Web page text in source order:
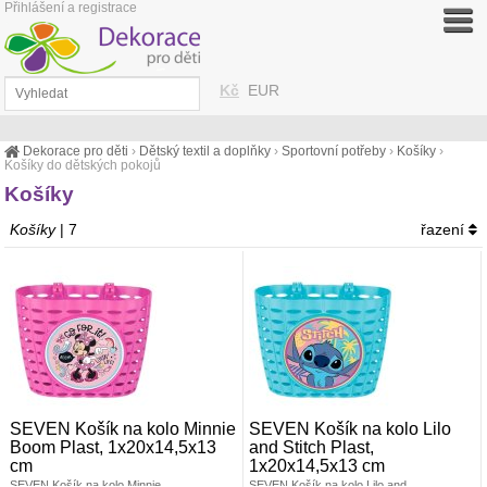
Dekorace pro děti › Dětský textil a doplňky ›Sportovní potřeby › Košíky ›
Košíky do dětských pokojů
Košíky
Košíky | 7 řazení
SEVEN Košík na kolo Minnie
Boom Plast, 1x20x14,5x13
cm
SEVEN Košík na kolo Lilo
and Stitch Plast,
1x20x14,5x13 cm
Kč EUR
Přihlášení a registrace